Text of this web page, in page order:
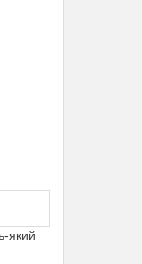
який